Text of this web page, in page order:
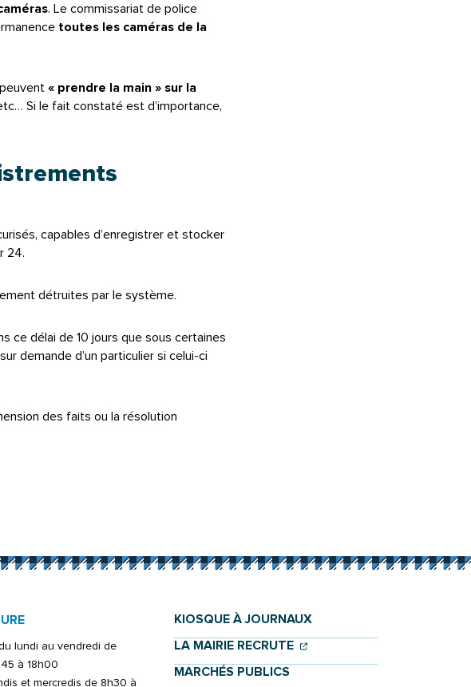
. Le commissariat de police
toutes les caméras de la
« prendre la main » sur la
Si le fait constaté est d’importance,
capables d’enregistrer et stocker
24.
détruites par le système.
ce délai de 10 jours que sous certaines
demande d’un particulier si celui-ci
des faits ou la résolution
onglet)
lundi au vendredi de
à 18h00
et mercredis de 8h30 à
KIOSQUE À JOURNAUX
LA MAIRIE RECRUTE (OUVERTURE DANS UN
(OUVERTURE DANS UN
MARCHÉS PUBLICS